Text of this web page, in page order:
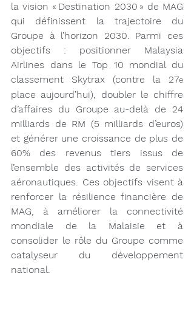
la vision « Destination 2030 » de MAG
qui définissent la trajectoire du
Groupe à l’horizon 2030. Parmi ces
objectifs : positionner Malaysia
Airlines dans le Top 10 mondial du
classement Skytrax (contre la 27e
place aujourd’hui), doubler le chiffre
d’affaires du Groupe au-delà de 24
milliards de RM (5 milliards d’euros)
et générer une croissance de plus de
60% des revenus tiers issus de
l’ensemble des activités de services
aéronautiques. Ces objectifs visent à
renforcer la résilience financière de
MAG, à améliorer la connectivité
mondiale de la Malaisie et à
consolider le rôle du Groupe comme
catalyseur du développement
national.